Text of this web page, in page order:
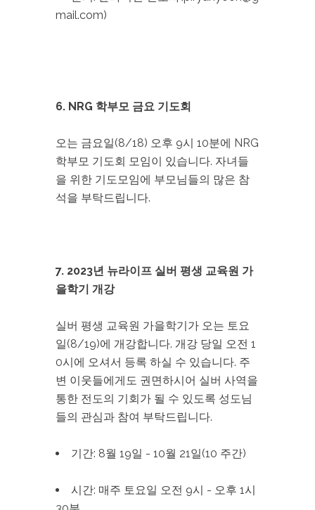
mail.com)
6. NRG 학부모 금요 기도회
오는 금요일(8/18) 오후 9시 10분에 NRG
학부모 기도회 모임이 있습니다. 자녀들
을 위한 기도모임에 부모님들의 많은 참
석을 부탁드립니다.
7. 2023년 뉴라이프 실버 평생 교육원 가
을학기 개강
실버 평생 교육원 가을학기가 오는 토요
일(8/19)에 개강합니다. 개강 당일 오전 1
0시에 오셔서 등록 하실 수 있습니다. 주
변 이웃들에게도 권면하시어 실버 사역을
통한 전도의 기회가 될 수 있도록 성도님
들의 관심과 참여 부탁드립니다.
기간: 8월 19일 - 10월 21일(10 주간)
시간: 매주 토요일 오전 9시 - 오후 1시